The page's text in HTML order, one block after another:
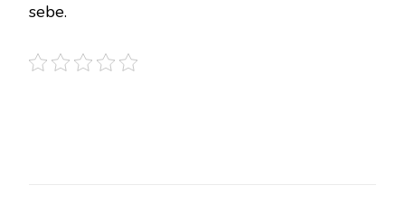
sebe.